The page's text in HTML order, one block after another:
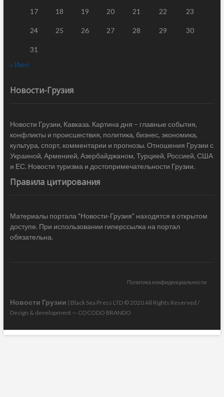
17 18 19 20 21 22 23
24 25 26 27 28 29 30
31
« Июл
Новости-Грузия
Новости Грузии, Кавказа. Картина дня – главные события,
конфликты и происшествия, политика, бизнес, экономика,
культура, спорт, комментарии и прогнозы. Отношения Грузии с
Украиной, Арменией, Азербайджаном, Турцией, Россией, США
и ЕС. Новости туризма и достопримечательности Грузии.
Правила цитирования
Материалы портала "Новости-Грузия" находятся в открытом
доступе. При использовании гиперссылка на портал
обязательна.
Политика конфиденциальности
Новости Грузии | Black Sea Press LTD © 2020 All Rights Reserved /
Design & development — COCODO BRANDO